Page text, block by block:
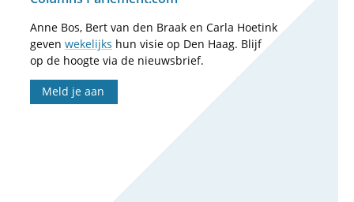
Anne Bos, Bert van den Braak en Carla Hoetink
geven wekelijks hun visie op Den Haag. Blijf
op de hoogte via de nieuwsbrief.
Meld je aan